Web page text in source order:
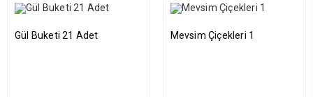
Gül Buketi 21 Adet Mevsim Çiçekleri 1